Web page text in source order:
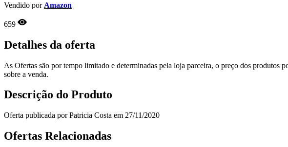
Vendido por Amazon
659
Detalhes da oferta
As Ofertas são por tempo limitado e determinadas pela loja parceira, o preço dos
sobre a venda.
Descrição do Produto
Oferta publicada por Patricia Costa em 27/11/2020
Ofertas Relacionadas